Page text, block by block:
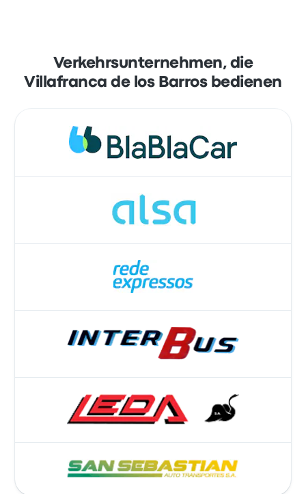
Verkehrsunternehmen, die
Villafranca de los Barros bedienen